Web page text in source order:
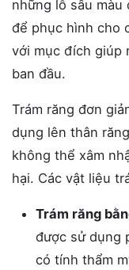
những lỗ sâu màu
để phục hình cho
với mục đích giúp
ban đầu.
Trám răng đơn
dụng lên thân
không thể xâm
hại. Các vật liệu
Trám răng
được sử dụng
có tính thẩm